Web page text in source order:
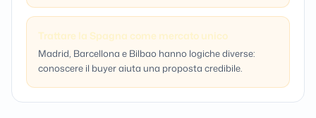
Trattare la Spagna come mercato unico
Madrid, Barcellona e Bilbao hanno logiche diverse:
conoscere il buyer aiuta una proposta credibile.